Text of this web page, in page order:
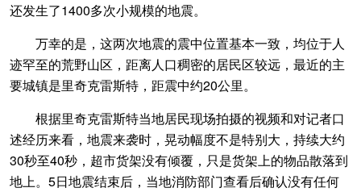
还发生了1400多次小规模的地震。
万幸的是，这两次地震的震中位置基本一致，均位于人
迹罕至的荒野山区，距离人口稠密的居民区较远，最近的主
要城镇是里奇克雷斯特，距震中约20公里。
根据里奇克雷斯特当地居民现场拍摄的视频和对记者口
述经历来看，地震来袭时，晃动幅度不是特别大，持续大约
30秒至40秒，超市货架没有倾覆，只是货架上的物品散落到
地上。5日地震结束后，当地消防部门查看后确认没有任何